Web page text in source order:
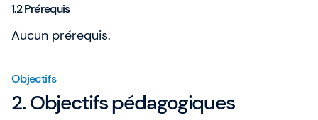
1.2 Prérequis
Aucun prérequis.
Objectifs
2. Objectifs pédagogiques